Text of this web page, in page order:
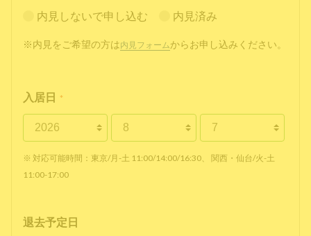
内見しないで申し込む 内見済み
※内見をご希望の方は 内見フォームからお申し込みください。
入居日 *
※ 対応可能時間：東京/月-土 11:00/14:00/16:30、 関西・仙台/火-土
11:00-17:00
退去予定日